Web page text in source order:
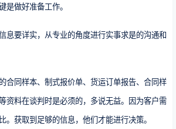
是做好准备工作。
息要详实，从专业的角度进行实事求是的沟通和
合同样本、制式报价单、货运订单报告、合同样
资料在谈判时是必须的，多说无益。因为客户需
。获取到足够的信息，他们才能进行决策。